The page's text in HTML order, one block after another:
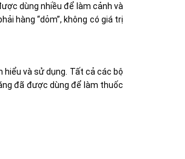
dùng nhiều để làm cảnh và
hàng “dỏm”, không có giá trị
hiểu và sử dụng. Tất cả các bộ
đã được dùng để làm thuốc